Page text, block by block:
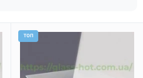
ТОП